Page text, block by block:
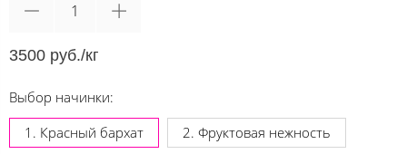
3500 руб./кг
Выбор начинки:
1. Красный бархат
2. Фруктовая нежность